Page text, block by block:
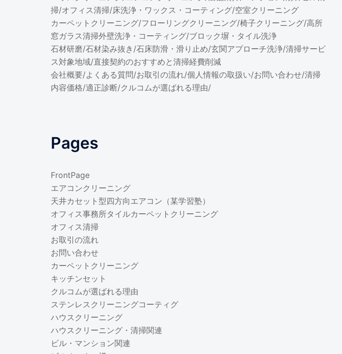
掃/オフィス清掃/床洗浄・ワックス・コーティング/空室クリーニング
カーペットクリーニング/フローリングクリーニング/椅子クリーニング/高所
窓ガラス清掃外壁洗浄・コーティング/ブロック塀・タイル洗浄
石材研磨/石材染み抜き /石床防滑・滑り止め/玄関アプローチ洗浄/清掃サービ
ス対象地域/直接契約のおすすめと清掃経費削減
会社概要/よくある質問/お取引の流れ/個人情報の取扱い/お問い合わせ/清掃
内容価格/適正診断/クルコムが選ばれる理由/
Pages
FrontPage
エアコンクリーニング
天井カセット型四方向エアコン（某学習塾）
オフィス事務所タイルカーペットクリーニング
オフィス清掃
お取引の流れ
お問い合わせ
カーペットクリーニング
キッチンセット
クルコムが選ばれる理由
ステンレスクリーニングコーティグ
ハウスクリーニング
ハウスクリーニング・清掃関連
ビル・マンション関連